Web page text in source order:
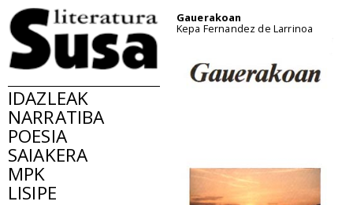
IDAZLEAK
NARRATIBA
POESIA
SAIAKERA
MPK
LISIPE
Gauerakoan
Kepa Fernandez de Larrinoa